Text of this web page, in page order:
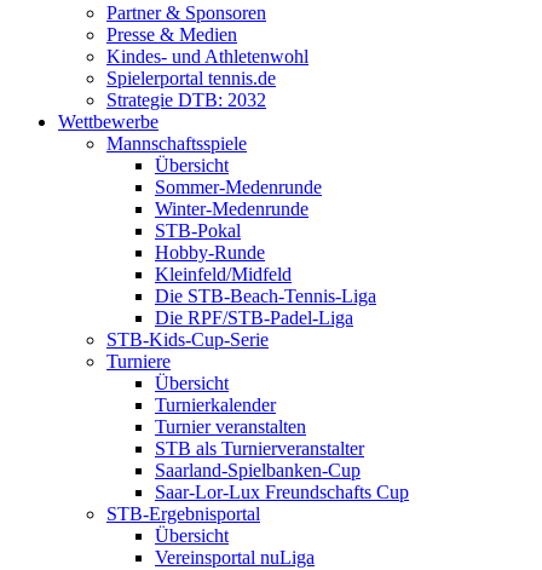
Partner & Sponsoren
Presse & Medien
Kindes- und Athletenwohl
Spielerportal tennis.de
Strategie DTB: 2032
Wettbewerbe
Mannschaftsspiele
Übersicht
Sommer-Medenrunde
Winter-Medenrunde
STB-Pokal
Hobby-Runde
Kleinfeld/Midfeld
Die STB-Beach-Tennis-Liga
Die RPF/STB-Padel-Liga
STB-Kids-Cup-Serie
Turniere
Übersicht
Turnierkalender
Turnier veranstalten
STB als Turnierveranstalter
Saarland-Spielbanken-Cup
Saar-Lor-Lux Freundschafts Cup
STB-Ergebnisportal
Übersicht
Vereinsportal nuLiga